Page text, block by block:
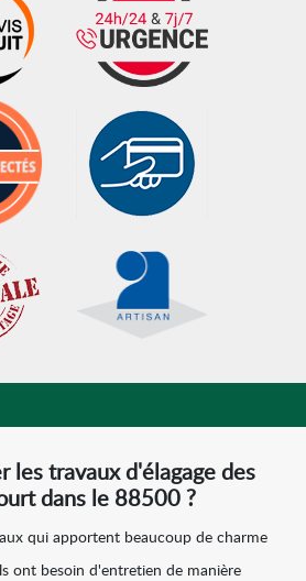
les travaux d'élagage des
dans le 88500 ?
qui apportent beaucoup de charme
ont besoin d'entretien de manière